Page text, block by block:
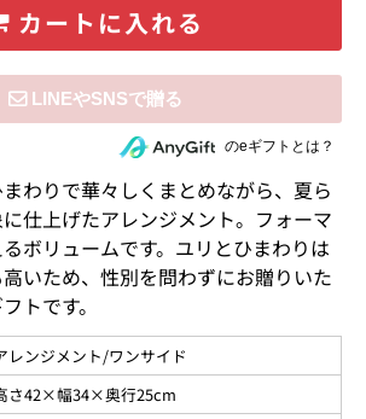
カートに入れる
らない相手にeギフトで贈るのeギフトとは？
わりで華々しくまとめながら、夏ら
仕上げたアレンジメント。フォーマ
ボリュームです。ユリとひまわりは
いため、性別を問わずにお贈りいた
トです。
レンジメント/ワンサイド
さ42×幅34×奥行25cm